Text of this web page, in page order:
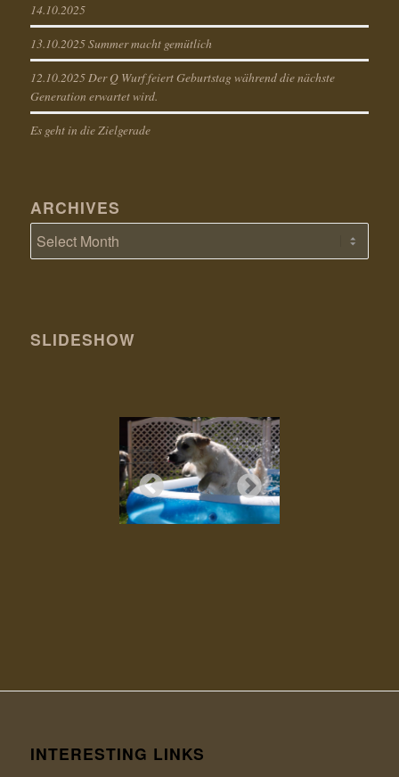
14.10.2025
13.10.2025 Summer macht gemütlich
12.10.2025 Der Q Wurf feiert Geburtstag während die nächste
Generation erwartet wird.
Es geht in die Zielgerade
ARCHIVES
SLIDESHOW
INTERESTING LINKS